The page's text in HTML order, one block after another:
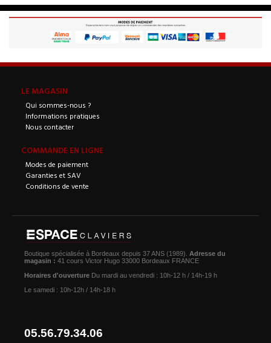
LE MAGASIN
Qui sommes-nous ?
Informations pratiques
Nous contacter
COMMANDE EN LIGNE
Modes de paiement
Garanties et SAV
Conditions de vente
Boutique spécialisée à Bordeaux depuis 37 ANS (1989). Adresse du
magasin : 41 cours Victor Hugo 33000 Bordeaux FRANCE
Horaires d'ouverture Du mardi au vendredi : 10h-12 h / 14h-19 h
Le samedi : 10h-12h / 14h-18 h
05.56.79.34.06